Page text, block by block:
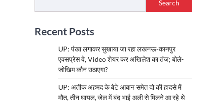
Search
Recent Posts
UP: पंखा लगाकर सुखाया जा रहा लखनऊ-कानपुर
एक्सप्रेस वे, Video शेयर कर अखिलेश का तंज; बोले-
जोखिम कौन उठाएगा?
UP: अतीक अहमद के बेटे आबान समेत दो की हादसे में
मौत, तीन घायल, जेल में बंद भाई अली से मिलने आ रहे थे